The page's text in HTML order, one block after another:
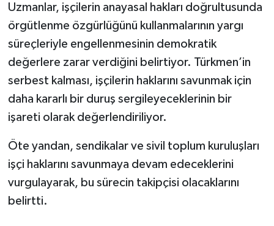
Uzmanlar, işçilerin anayasal hakları doğrultusunda
örgütlenme özgürlüğünü kullanmalarının yargı
süreçleriyle engellenmesinin demokratik
değerlere zarar verdiğini belirtiyor. Türkmen’in
serbest kalması, işçilerin haklarını savunmak için
daha kararlı bir duruş sergileyeceklerinin bir
işareti olarak değerlendiriliyor.
Öte yandan, sendikalar ve sivil toplum kuruluşları
işçi haklarını savunmaya devam edeceklerini
vurgulayarak, bu sürecin takipçisi olacaklarını
belirtti.